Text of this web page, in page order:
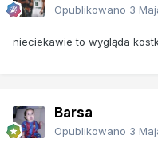
Opublikowano 3
nieciekawie to wygląda
Barsa
Opublikowano 3